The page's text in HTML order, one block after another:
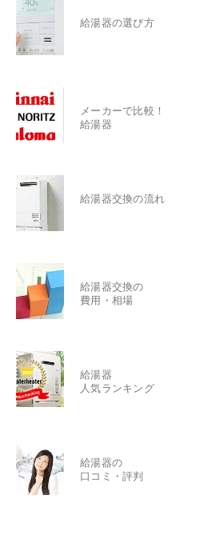
給湯器の選び方
メーカーで比較！
給湯器
給湯器交換の流れ
給湯器交換の
費用・相場
給湯器
人気ランキング
給湯器の
口コミ・評判